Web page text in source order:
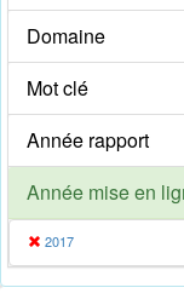
Domaine
Mot clé
Année rapport
Année mise en
2017